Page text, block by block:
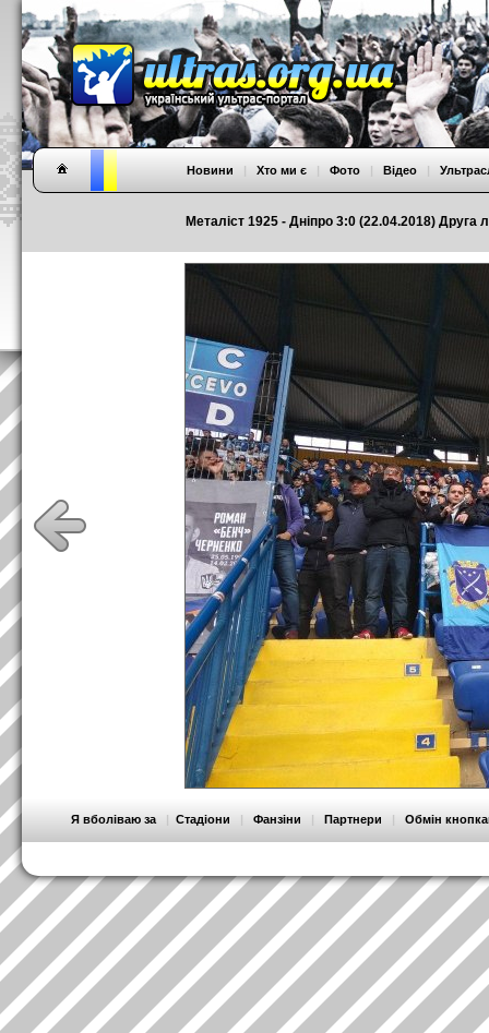
Металіст 1925 - Дніпро 3:0 (22.04.2018) Друга
Новини | Хто ми є | Фото | Відео |
Я вболіваю за | Стадіони | Фанзіни | Партнери | Обмін